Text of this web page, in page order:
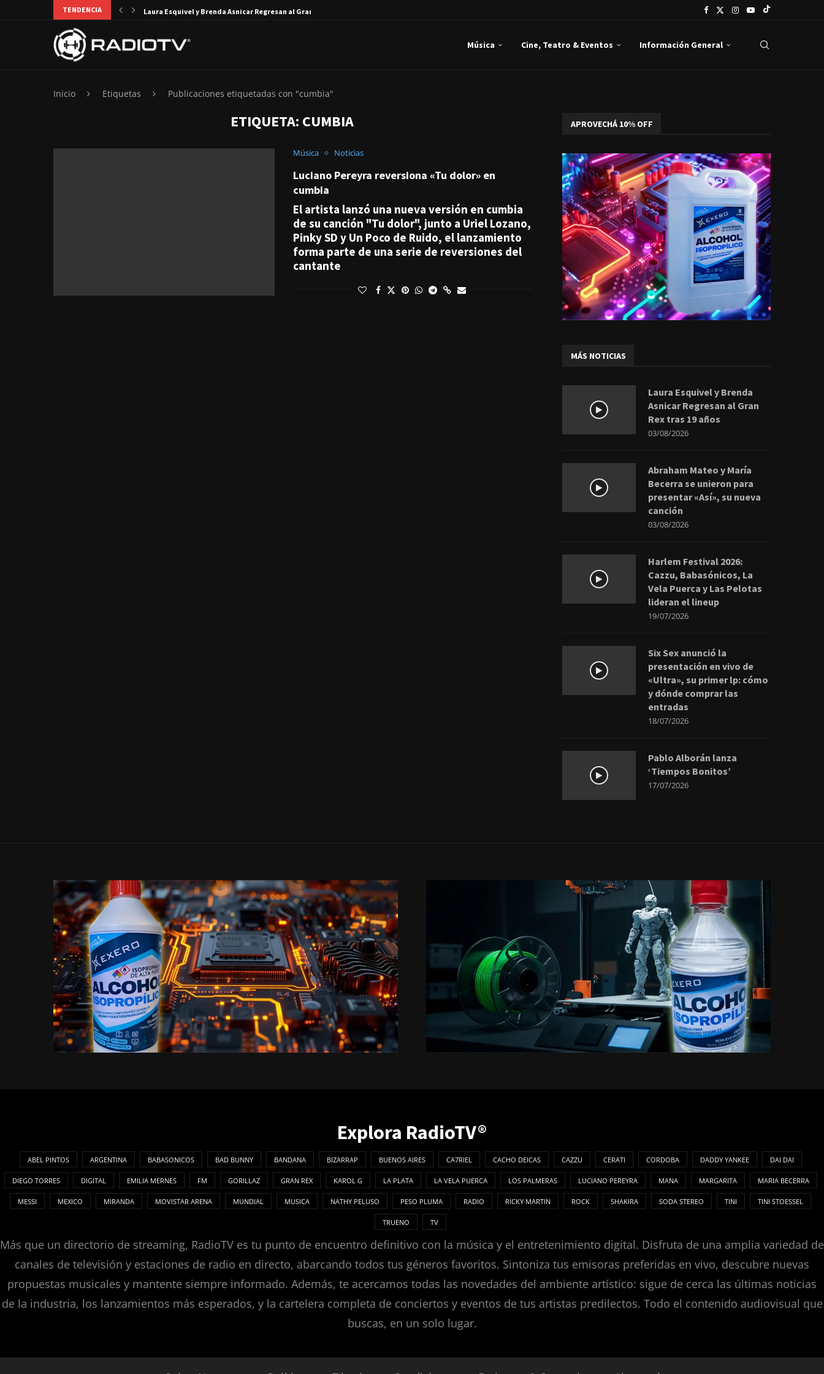
TENDENCIA Laura Esquivel y Brenda Asnicar Regresan al Gran...
Música Cine, Teatro & Eventos Información General
Inicio Etiquetas Publicaciones etiquetadas con "cumbia"
ETIQUETA: CUMBIA
Música Noticias
Luciano Pereyra reversiona «Tu dolor» en
cumbia
El artista lanzó una nueva versión en cumbia
de su canción "Tu dolor", junto a Uriel Lozano,
Pinky SD y Un Poco de Ruido, el lanzamiento
forma parte de una serie de reversiones del
cantante
APROVECHÁ 10% OFF
MÁS NOTICIAS
Laura Esquivel y Brenda
Asnicar Regresan al Gran
Rex tras 19 años
03/08/2026
Abraham Mateo y María
Becerra se unieron para
presentar «Así», su nueva
canción
03/08/2026
Harlem Festival 2026:
Cazzu, Babasónicos, La
Vela Puerca y Las Pelotas
lideran el lineup
19/07/2026
Six Sex anunció la
presentación en vivo de
«Ultra», su primer lp: cómo
y dónde comprar las
entradas
18/07/2026
Pablo Alborán lanza
‘Tiempos Bonitos’
17/07/2026
Explora RadioTV®
ABEL PINTOS ARGENTINA BABASONICOS BAD BUNNY BANDANA BIZARRAP BUENOS AIRES CA7RIEL CACHO DEICAS CAZZU CERATI CORDOBA DADDY YANKEE DAI DAI
DIEGO TORRES DIGITAL EMILIA MERNES FM GORILLAZ GRAN REX KAROL G LA PLATA LA VELA PUERCA LOS PALMERAS LUCIANO PEREYRA MANA MARGARITA MARIA BECERRA
MESSI MEXICO MIRANDA MOVISTAR ARENA MUNDIAL MUSICA NATHY PELUSO PESO PLUMA RADIO RICKY MARTIN ROCK SHAKIRA SODA STEREO TINI TINI STOESSEL
TRUENO TV
Más que un directorio de streaming, RadioTV es tu punto de encuentro definitivo con la música y el entretenimiento digital. Disfruta de una amplia variedad de
canales de televisión y estaciones de radio en directo, abarcando todos tus géneros favoritos. Sintoniza tus emisoras preferidas en vivo, descubre nuevas
propuestas musicales y mantente siempre informado. Además, te acercamos todas las novedades del ambiente artístico: sigue de cerca las últimas noticias
de la industria, los lanzamientos más esperados, y la cartelera completa de conciertos y eventos de tus artistas predilectos. Todo el contenido audiovisual que
buscas, en un solo lugar.